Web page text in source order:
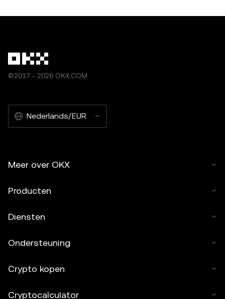
©2017 - 2026 OKX.COM
Nederlands/EUR
Meer over OKX
Producten
Diensten
Ondersteuning
Crypto kopen
Cryptocalculator